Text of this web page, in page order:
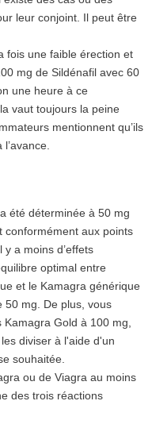
leur conjoint. Il peut être
fois une faible érection et
mg de Sildénafil avec 60
une heure à ce
vaut toujours la peine
mentionnent qu’ils
été déterminée à 50 mg
conformément aux points
a moins d’effets
optimal entre
et le Kamagra générique
50 mg. De plus, vous
Gold à 100 mg,
diviser à l'aide d'un
souhaitée.
ou de Viagra au moins
des trois réactions